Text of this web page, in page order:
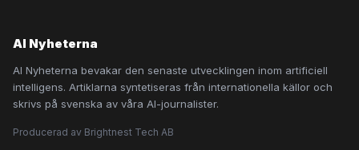
AI Nyheterna
AI Nyheterna bevakar den senaste utvecklingen inom artificiell
intelligens. Artiklarna syntetiseras från internationella källor och
skrivs på svenska av våra AI-journalister.
Producerad av Brightnest Tech AB